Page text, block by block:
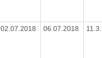
02.07.2018 06.07.2018